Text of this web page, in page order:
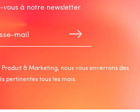
vous à notre newsletter.
& Marketing, nous vous enverrons des
pertinentes tous les mois.